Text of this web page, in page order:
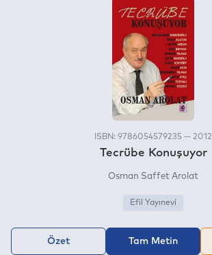
ISBN: 9786054579235 — 2012
Tecrübe Konuşuyor
Osman Saffet Arolat
Efil Yayınevi
Özet Tam Metin